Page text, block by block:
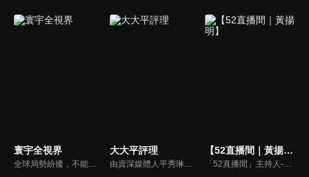
寰宇全視界
全球局勢紛擾，不能置身事外！主播任明玥主持，嶄新一季《寰宇全視界2.0》，集結各領域重磅嘉賓，犀利評論、深度視角，帶您洞悉世界局勢脈絡，開拓兩岸和國際新視野，《寰宇全視界2.0》，帶給您最具含金量的觀點。
大大平評理
由資深媒體人平秀琳所主持的時事討論節目，針對大眾關心的議題，邀請關鍵人物或意見領袖上節目，從各種角度深入剖析，並藉由多人的觀點交流，讓新聞事件的真相掏深一點，幫助觀眾了解當下最熱門的新聞議題，期使本節目成為台灣理性討論時事的典範。
【52直播間｜黃揚明】
「52直播間」主持人-黃揚明（剝雞）為您還原「新聞真相」，給您最重磅的新聞評論。